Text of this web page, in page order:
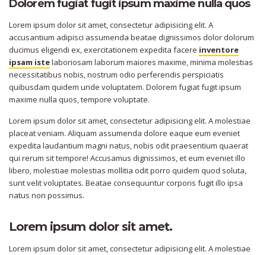
Dolorem fugiat fugit ipsum maxime nulla quos
Lorem ipsum dolor sit amet, consectetur adipisicing elit. A
accusantium adipisci assumenda beatae dignissimos dolor dolorum
ducimus eligendi ex, exercitationem expedita facere inventore
ipsam istelaboriosam laborum maiores maxime, minima molestias
necessitatibus nobis, nostrum odio perferendis perspiciatis
quibusdam quidem unde voluptatem. Dolorem fugiat fugit ipsum
maxime nulla quos, tempore voluptate.
Lorem ipsum dolor sit amet, consectetur adipisicing elit. A molestiae
placeat veniam. Aliquam assumenda dolore eaque eum eveniet
expedita laudantium magni natus, nobis odit praesentium quaerat
qui rerum sit tempore! Accusamus dignissimos, et eum eveniet illo
libero, molestiae molestias mollitia odit porro quidem quod soluta,
sunt velit voluptates. Beatae consequuntur corporis fugit illo ipsa
natus non possimus.
Lorem ipsum dolor sit amet.
Lorem ipsum dolor sit amet, consectetur adipisicing elit. A molestiae